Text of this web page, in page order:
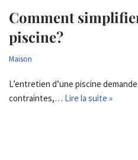
Comment
piscine?
Maison
L’entretien d’une piscine
contraintes,… Lire la suite »